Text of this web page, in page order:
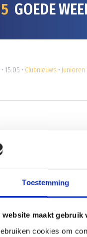
Toestemming
website maakt gebruik
cookies om
GOEDE
15:05 • Clubnieuws • Junioren
internationale
FC Legirus en Blauw Geel
Blauw Geel O14
te verduren. Voetballend
het verzet gebroken en liep